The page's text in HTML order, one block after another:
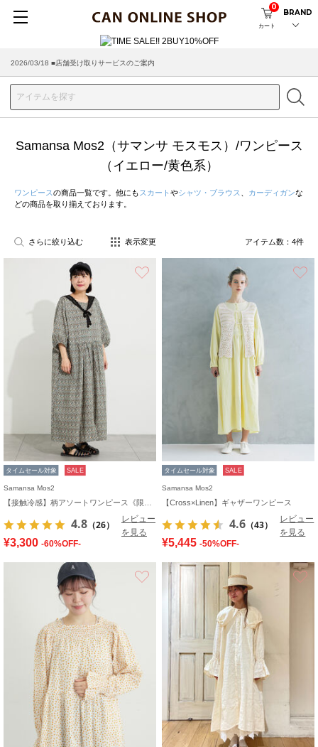
カート
0
BRAND
2026/03/18 ■店舗受け取りサービスのご案内
Samansa Mos2（サマンサ モスモス）/ワンピース
（イエロー/黄色系）
ワンピースの商品一覧です。他にも スカート やシャツ・ブラウス カーディガンな
どの商品を取り揃えております。
さらに絞り込む 表示変更 アイテム数： 4件
タイムセール対象 SALE
Samansa Mos2
4.8 （26）
レビュー
を見る
¥3,300 -60%OFF-
タイムセール対象 SALE
Samansa Mos2
【Cross×Linen】ギャザーワンピース
4.6 （43）
レビュー
を見る
¥5,445 -50%OFF-
お気に入り